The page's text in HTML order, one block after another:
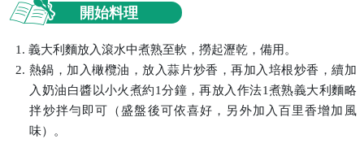
開始料理
1. 義大利麵放入滾水中煮熟至軟，撈起瀝乾，備用。
2. 熱鍋，加入橄欖油，放入蒜片炒香，再加入培根炒香，續加
入奶油白醬以小火煮約1分鐘，再放入作法1煮熟義大利麵略
拌炒拌勻即可（盛盤後可依喜好，另外加入百里香增加風
味）。